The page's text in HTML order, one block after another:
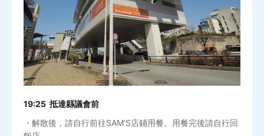
19:25 抵達縣議會前
・解散後，請自行前往SAM'S店鋪用餐。用餐完後請自行回